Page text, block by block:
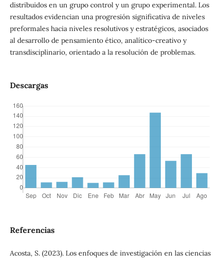
distribuidos en un grupo control y un grupo experimental. Los
resultados evidencian una progresión significativa de niveles
preformales hacia niveles resolutivos y estratégicos, asociados
al desarrollo de pensamiento ético, analítico-creativo y
transdisciplinario, orientado a la resolución de problemas.
Descargas
Referencias
Acosta, S. (2023). Los enfoques de investigación en las ciencias